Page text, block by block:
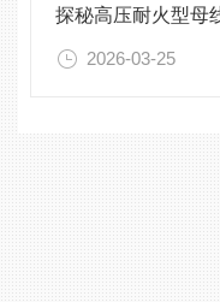
2026-03-25